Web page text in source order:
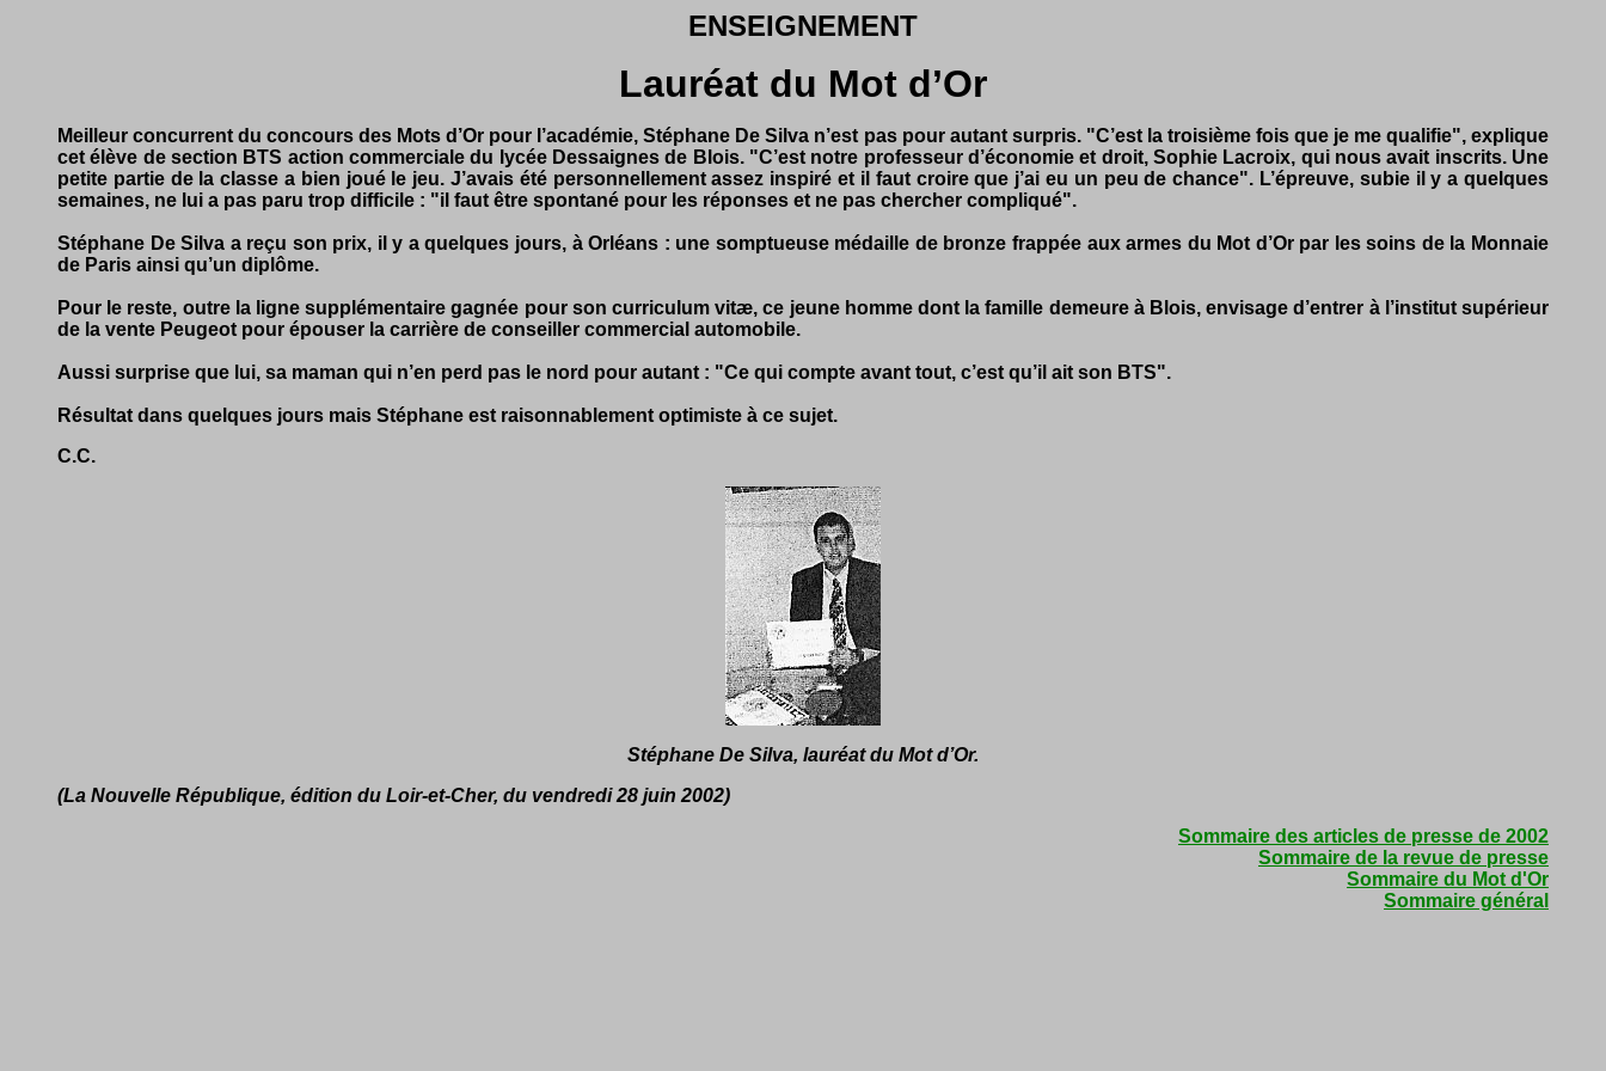
ENSEIGNEMENT
Lauréat du Mot d’Or
Meilleur concurrent du concours des Mots d’Or pour l’académie, Stéphane De Silva n’est pas pour autant surpris. "C’est la troisième fois que je me qualifie", explique
cet élève de section BTS action commerciale du lycée Dessaignes de Blois. "C’est notre professeur d’éco­nomie et droit, Sophie Lacroix, qui nous avait inscrits. Une
petite partie de la classe a bien joué le jeu. J’avais été personnellement assez inspiré et il faut croire que j’ai eu un peu de chance". L’épreuve, subie il y a quelques
semaines, ne lui a pas paru trop difficile : "il faut être spontané pour les réponses et ne pas chercher compliqué".
Stéphane De Silva a reçu son prix, il y a quelques jours, à Orléans : une somptueuse médaille de bronze frappée aux armes du Mot d’Or par les soins de la Monnaie
de Paris ainsi qu’un diplôme.
Pour le reste, outre la ligne supplémentaire gagnée pour son curriculum vitæ, ce jeune homme dont la famille demeure à Blois, envisage d’entrer à l’institut supérieur
de la vente Peugeot pour épouser la carrière de conseiller commercial automobile.
Aussi surprise que lui, sa maman qui n’en perd pas le nord pour autant : "Ce qui compte avant tout, c’est qu’il ait son BTS".
Résultat dans quelques jours mais Stéphane est raisonnablement optimiste à ce sujet.
C.C.
Stéphane De Silva, lauréat du Mot d’Or.
(La Nouvelle République, édition du Loir-et-Cher, du vendredi 28 juin 2002)
Sommaire des articles de presse de 2002
Sommaire de la revue de presse
Sommaire du Mot d'Or
Sommaire général